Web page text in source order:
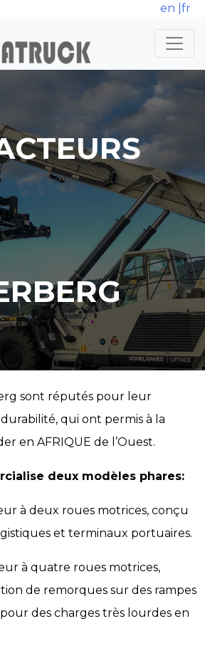
en fr
sont réputés pour leur
qui ont permis à la
en AFRIQUE de l’Ouest.
deux modèles phares:
à deux roues motrices, conçu
et terminaux portuaires.
à quatre roues motrices,
de remorques sur des rampes
des charges très lourdes en